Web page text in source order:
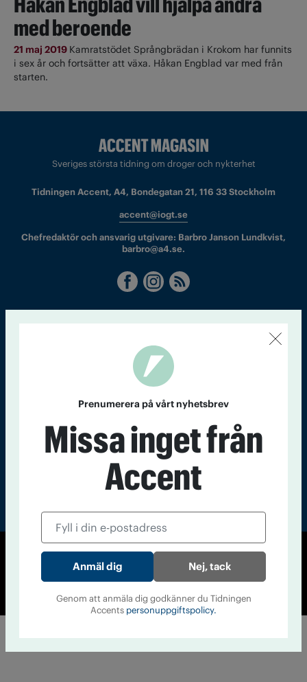
med beroende
21 maj 2019 Kamratstödet Språngbrädan i Krokom har funnits
i sex år och fortsätter att växa. Håkan Engblad var med från
starten.
Sveriges största tidning om droger och nykterhet
Tidningen Accent, A4, Bondegatan 21, 116 33 Stockholm
accent@iogt.se
Chefredaktör och ansvarig utgivare: Barbro Janson Lundkvist,
barbro@a4.se.
Accent
© Tidningen Accent 2026
Cookiepolicy
Personuppgiftspolicy
Prenumerera på vårt nyhetsbrev
Missa inget från
Accent
Nej, tack
Genom att anmäla dig godkänner du Tidningen
Accents personuppgiftspolicy.